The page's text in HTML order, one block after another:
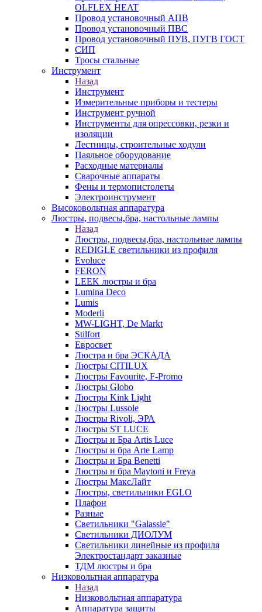
OLFLEX HEAT
Провод установочный АПВ
Провод установочный ПВС
Провод установочный ПУВ, ПУГВ ГОСТ
СИП
Тросы стальные
Инструмент
Назад
Инструмент
Измерительные приборы и тестеры
Инструмент ручной
Инструменты для опрессовки, резки и
изоляции
Лестницы, строительные ходули
Паяльное оборудование
Расходные материалы
Сварочные аппараты
Фены и термопистолеты
Электроинструмент
Высоковольтная аппаратура
Люстры, подвесы,бра, настольные лампы
Назад
Люстры, подвесы,бра, настольные лампы
REDIGLE светильники из профиля
Evoluce
FERON
LEEK люстры и бра
Lumina Deco
Lumis
Moderli
MW-LIGHT, De Markt
Stilfort
Евросвет
Люстра и бра ЭСКАДА
Люстры CITILUX
Люстры Favourite, F-Promo
Люстры Globo
Люстры Kink Light
Люстры Lussole
Люстры Rivoli, ЭРА
Люстры ST LUCE
Люстры и Бра Artis Luce
Люстры и бра Arte Lamp
Люстры и Бра Benetti
Люстры и бра Maytoni и Freya
Люстры МаксЛайт
Люстры, светильники EGLO
Плафон
Разные
Светильники "Galassie"
Светильники ДИОЛУМ
Светильники линейные из профиля
Электростандарт заказные
ТДМ люстры и бра
Низковольтная аппаратура
Назад
Низковольтная аппаратура
Аппаратура защиты